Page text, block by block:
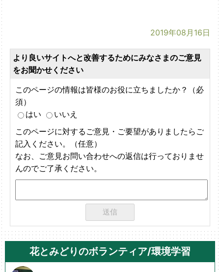
2019年08月16日
より良いサイトへと改善するためにみなさまのご意見
をお聞かせください
このページの情報は皆様のお役に立ちましたか？（必
須）
はい
いいえ
このページに対するご意見・ご要望がありましたらご
記入ください。（任意）
なお、ご意見お問い合わせへの返信は行っておりませ
んのでご了承ください。
花とみどりのボランティア/環境学習